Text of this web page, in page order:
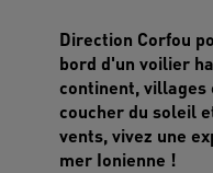
Direction Corfou
bord d'un voilier
continent, villages
coucher du soleil
vents, vivez une
mer Ionienne !